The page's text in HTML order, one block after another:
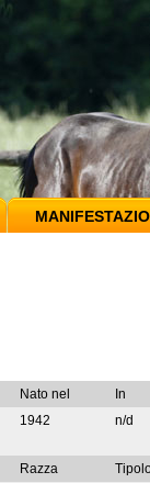
Nato nel
In
1942 n/d
Razza